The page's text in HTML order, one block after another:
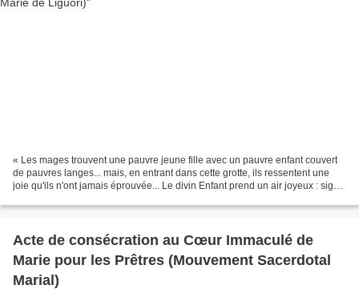
« Les mages trouvent une pauvre jeune fille avec un pauvre enfant couvert
de pauvres langes... mais, en entrant dans cette grotte, ils ressentent une
joie qu'ils n'ont jamais éprouvée... Le divin Enfant prend un air joyeux : signe
Acte de consécration au Cœur Immaculé de
Marie pour les Prêtres (Mouvement Sacerdotal
Marial)